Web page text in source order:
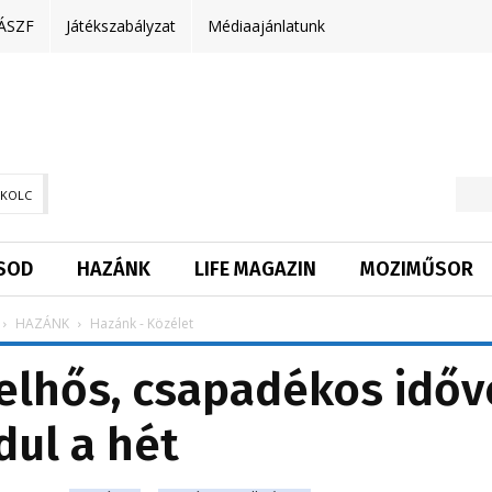
Játékszabályzat Médiaajánlatunk
HAZÁNK LIFE MAGAZIN MOZIMŰSOR
HAZÁNK Hazánk - Közélet
csapadékos
a hét